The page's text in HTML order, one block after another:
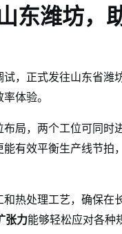
东潍坊，
试，正式发往山东省潍
体验。
布局，两个工位可同时
能有效平衡生产线节拍
热处理工艺，确保在
张力能够轻松应对各种